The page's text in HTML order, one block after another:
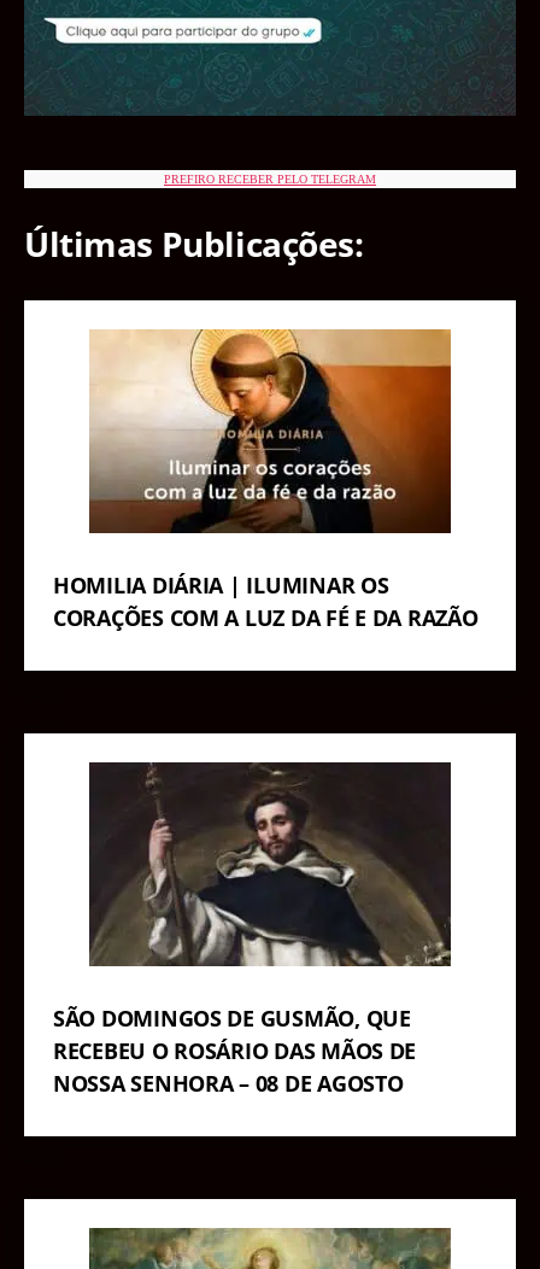
PREFIRO RECEBER PELO TELEGRAM
Últimas Publicações:
HOMILIA DIÁRIA | ILUMINAR OS
CORAÇÕES COM A LUZ DA FÉ E DA RAZÃO
SÃO DOMINGOS DE GUSMÃO, QUE
RECEBEU O ROSÁRIO DAS MÃOS DE
NOSSA SENHORA – 08 DE AGOSTO